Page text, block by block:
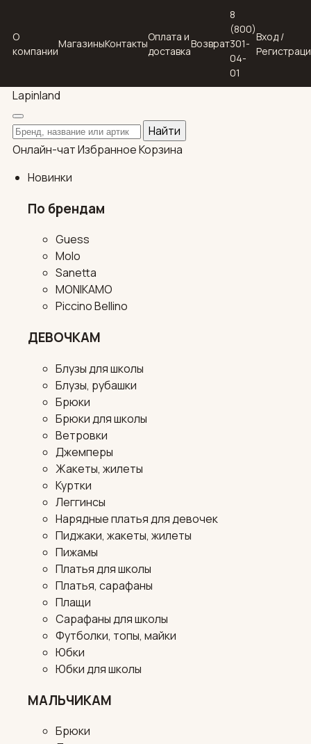
О
компании
МагазиныКонтакты
Оплата и
доставка
Возврат
8
(800)
301-
04-
01
Вход /
Lapinland
Поиск по каталогу
Найти
Онлайн-чатИзбранноеКорзина
Новинки
По брендам
Guess
Molo
Sanetta
MONIKAMO
Piccino Bellino
ДЕВОЧКАМ
Блузы для школы
Блузы, рубашки
Брюки
Брюки для школы
Ветровки
Джемперы
Жакеты, жилеты
Куртки
Леггинсы
Нарядные платья для девочек
Пиджаки, жакеты, жилеты
Пижамы
Платья для школы
Платья, сарафаны
Плащи
Сарафаны для школы
Футболки, топы, майки
Юбки
Юбки для школы
МАЛЬЧИКАМ
Брюки